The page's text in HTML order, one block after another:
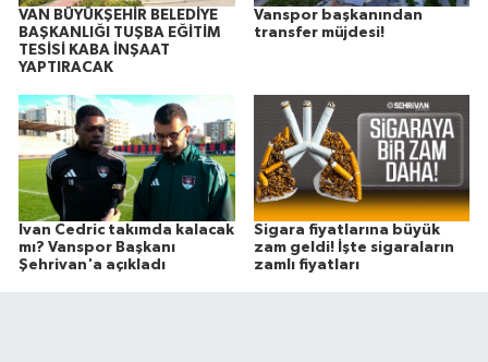
VAN BÜYÜKŞEHİR BELEDİYE
BAŞKANLIĞI TUŞBA EĞİTİM
TESİSİ KABA İNŞAAT
YAPTIRACAK
Vanspor başkanından
transfer müjdesi!
Ivan Cedric takımda kalacak
mı? Vanspor Başkanı
Şehrivan'a açıkladı
Sigara fiyatlarına büyük
zam geldi! İşte sigaraların
zamlı fiyatları